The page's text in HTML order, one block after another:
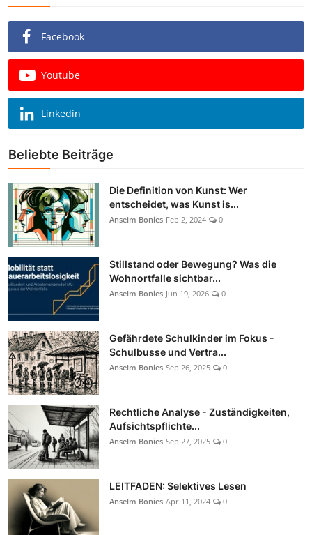
Facebook
Youtube
Linkedin
Beliebte Beiträge
Die Definition von Kunst: Wer
entscheidet, was Kunst is...
Anselm Bonies Feb 2, 2024 0
Stillstand oder Bewegung? Was die
Wohnortfalle sichtbar...
Anselm Bonies Jun 19, 2026 0
Gefährdete Schulkinder im Fokus -
Schulbusse und Vertra...
Anselm Bonies Sep 26, 2025 0
Rechtliche Analyse - Zuständigkeiten,
Aufsichtspflichte...
Anselm Bonies Sep 27, 2025 0
LEITFADEN: Selektives Lesen
Anselm Bonies Apr 11, 2024 0